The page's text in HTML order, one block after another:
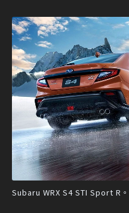
Subaru WRX S4 STI Sport R